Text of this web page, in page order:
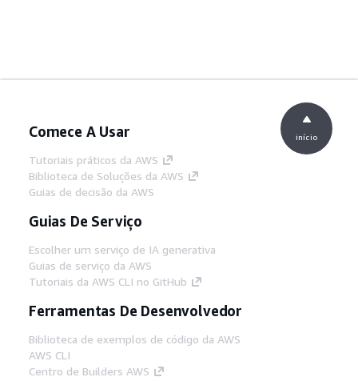
Comece A Usar
Tutoriais práticos da AWS
Biblioteca de Soluções da AWS
Guias de decisão da AWS
Guias De Serviço
Escolher um serviço de IA generativa
Guias de serviço da AWS
Tutoriais da AWS CLI no GitHub
Ferramentas De Desenvolvedor
Biblioteca de exemplos de código da AWS
AWS CLI
Centro de Builders AWS
início